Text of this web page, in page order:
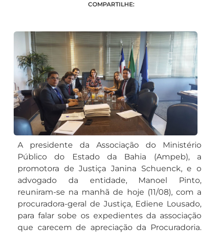
COMPARTILHE:
A presidente da Associação do Ministério
Público do Estado da Bahia (Ampeb), a
promotora de Justiça Janina Schuenck, e o
advogado da entidade, Manoel Pinto,
reuniram-se na manhã de hoje (11/08), com a
procuradora-geral de Justiça, Ediene Lousado,
para falar sobe os expedientes da associação
que carecem de apreciação da Procuradoria.